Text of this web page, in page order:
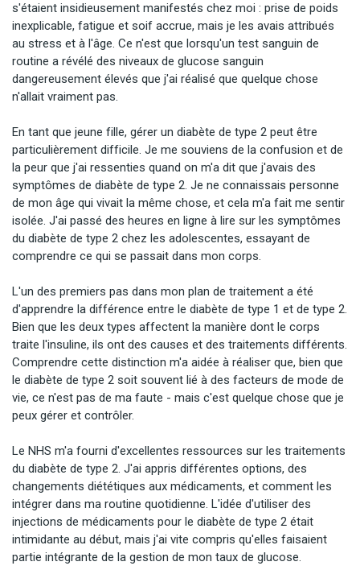
s'étaient insidieusement manifestés chez moi : prise de poids
inexplicable, fatigue et soif accrue, mais je les avais attribués
au stress et à l'âge. Ce n'est que lorsqu'un test sanguin de
routine a révélé des niveaux de glucose sanguin
dangereusement élevés que j'ai réalisé que quelque chose
n'allait vraiment pas.
En tant que jeune fille, gérer un diabète de type 2 peut être
particulièrement difficile. Je me souviens de la confusion et de
la peur que j'ai ressenties quand on m'a dit que j'avais des
symptômes de diabète de type 2. Je ne connaissais personne
de mon âge qui vivait la même chose, et cela m'a fait me sentir
isolée. J'ai passé des heures en ligne à lire sur les symptômes
du diabète de type 2 chez les adolescentes, essayant de
comprendre ce qui se passait dans mon corps.
L'un des premiers pas dans mon plan de traitement a été
d'apprendre la différence entre le diabète de type 1 et de type 2.
Bien que les deux types affectent la manière dont le corps
traite l'insuline, ils ont des causes et des traitements différents.
Comprendre cette distinction m'a aidée à réaliser que, bien que
le diabète de type 2 soit souvent lié à des facteurs de mode de
vie, ce n'est pas de ma faute - mais c'est quelque chose que je
peux gérer et contrôler.
Le NHS m'a fourni d'excellentes ressources sur les traitements
du diabète de type 2. J'ai appris différentes options, des
changements diététiques aux médicaments, et comment les
intégrer dans ma routine quotidienne. L'idée d'utiliser des
injections de médicaments pour le diabète de type 2 était
intimidante au début, mais j'ai vite compris qu'elles faisaient
partie intégrante de la gestion de mon taux de glucose.